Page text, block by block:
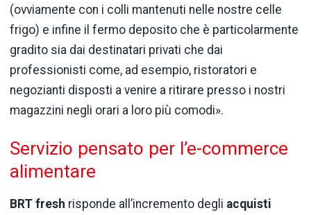
(ovviamente con i colli mantenuti nelle nostre celle
frigo) e infine il fermo deposito che è particolarmente
gradito sia dai destinatari privati che dai
professionisti come, ad esempio, ristoratori e
negozianti disposti a venire a ritirare presso i nostri
magazzini negli orari a loro più comodi».
Servizio pensato per l’e-commerce
alimentare
BRT fresh risponde all’incremento degli acquisti